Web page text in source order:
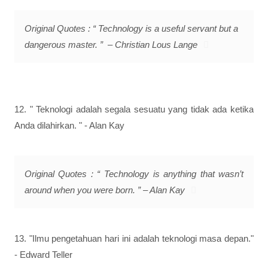
Original Quotes : “ Technology is a useful servant but a
dangerous master. ” – Christian Lous Lange
12. " Teknologi adalah segala sesuatu yang tidak ada ketika
Anda dilahirkan. " - Alan Kay
Original Quotes : “ Technology is anything that wasn’t
around when you were born. ” – Alan Kay
13. "Ilmu pengetahuan hari ini adalah teknologi masa depan."
- Edward Teller